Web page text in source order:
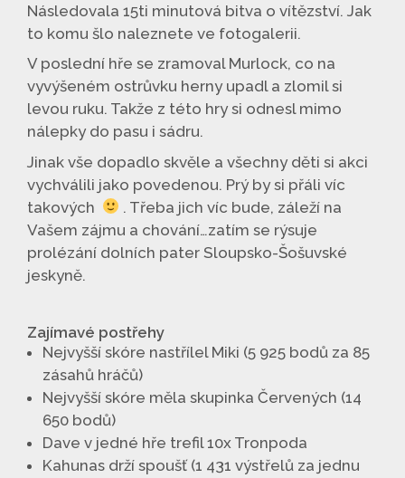
Následovala 15ti minutová bitva o vítězství. Jak
to komu šlo naleznete ve fotogalerii.
V poslední hře se zramoval Murlock, co na
vyvýšeném ostrůvku herny upadl a zlomil si
levou ruku. Takže z této hry si odnesl mimo
nálepky do pasu i sádru.
Jinak vše dopadlo skvěle a všechny děti si akci
vychválili jako povedenou. Prý by si přáli víc
takových
. Třeba jich víc bude, záleží na
Vašem zájmu a chování…zatím se rýsuje
prolézání dolních pater Sloupsko-Šošuvské
jeskyně.
Zajímavé postřehy
Nejvyšší skóre nastřílel Miki (5 925 bodů za 85
zásahů hráčů)
Nejvyšší skóre měla skupinka Červených (14
650 bodů)
Dave v jedné hře trefil 10x Tronpoda
Kahunas drží spoušť (1 431 výstřelů za jednu